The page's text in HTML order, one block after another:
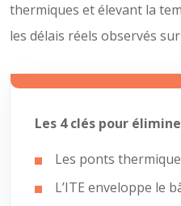
thermiques et élevant la
les délais réels observés
Les 4 clés pour
Les ponts
L’ITE enveloppe le